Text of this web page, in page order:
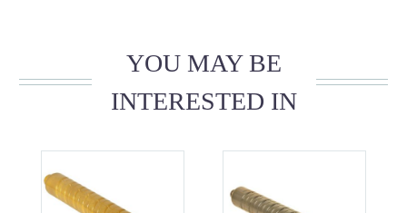
YOU MAY BE
INTERESTED IN